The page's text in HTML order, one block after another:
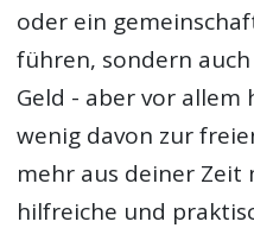
oder ein
führen, sondern
Geld - aber vor allem
wenig davon zur
mehr aus deiner Zeit
hilfreiche und